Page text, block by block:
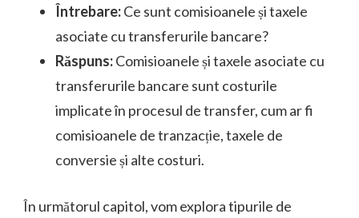
Întrebare:Ce sunt comisioanele și taxele
asociate cu transferurile bancare?
Răspuns:Comisioanele și taxele asociate cu
transferurile bancare sunt costurile
implicate în procesul de transfer, cum ar fi
comisioanele de tranzacție, taxele de
conversie și alte costuri.
În următorul capitol, vom explora tipurile de